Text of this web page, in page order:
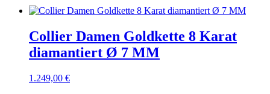
Collier Damen Goldkette 8 Karat
diamantiert Ø 7 MM
1.249,00 €